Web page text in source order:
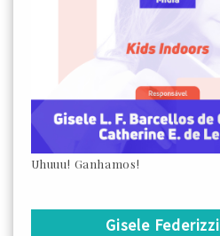
Uhuuu! Ganhamos!
Gisele